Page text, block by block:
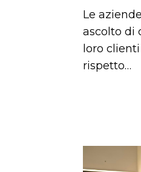
Le
ascolto di
loro
rispetto…
persone